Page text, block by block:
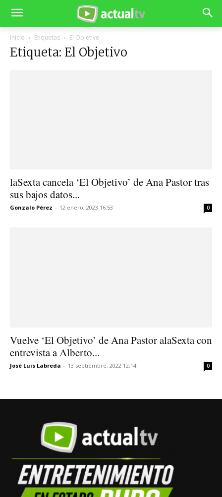
Inicio Etiquetas El Objetivo
Etiqueta: El Objetivo
laSexta cancela ‘El Objetivo’ de Ana Pastor tras
sus bajos datos...
Gonzalo Pérez - 12 enero, 2023 16:53 0
Vuelve ‘El Objetivo’ de Ana Pastor alaSexta con
entrevista a Alberto...
José Luis Labreda - 13 septiembre, 2022 12:14 0